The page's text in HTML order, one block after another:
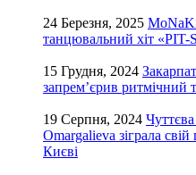
24 Березня, 2025
танцювальний хіт «PIT-
15 Грудня, 2024
запрем’єрив ритмічний
19 Серпня, 2024
Omargalieva зіграла
Києві